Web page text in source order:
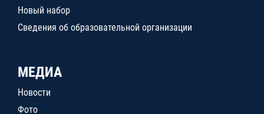
Новый набор
Сведения об образовательной организации
МЕДИА
Новости
Фото